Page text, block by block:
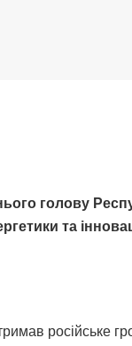
голову
та
російське